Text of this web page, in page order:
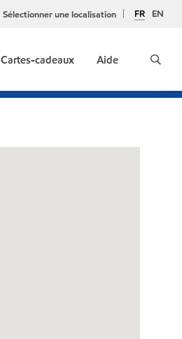
FR EN
Sélectionner une localisation
Cartes-cadeaux Aide